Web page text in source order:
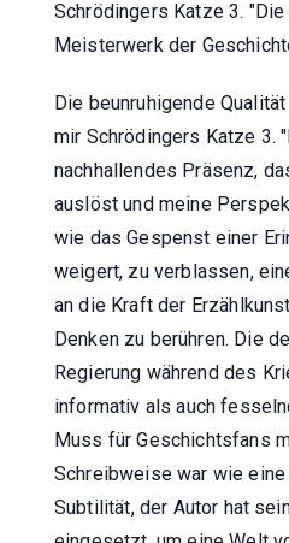
Schrödingers Katze 3.
Meisterwerk der
Die beunruhigende
mir Schrödingers Katze 3.
nachhallendes Präsenz,
auslöst und meine
wie das Gespenst einer
weigert, zu verblassen,
an die Kraft der
Denken zu berühren. Die
Regierung während des
informativ als auch
Muss für Geschichtsfans
Schreibweise war wie
Subtilität, der Autor hat